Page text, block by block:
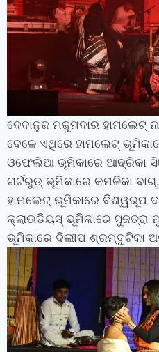
ଦେବାନୁଜ ମଜୁମଦାର ହାମଲେଟ୍
ବେଳେ ଏଥିରେ ହାମଲେଟ୍
ଓଫେଲିଆ ଭୂମିକାରେ ଆଦ୍ରିକା
ଗର୍ଟରୁଡ୍ ଭୂମିକାରେ କମଳିକା
ହାମଲେଟ୍ ଭୂମିକାରେ ବିଶ୍ୱରୂପ
କ୍ଲାଉଡିୟସ୍ ଭୂମିକାରେ ସୁଜତ୍ରା
ଭୂମିକାରେ ଦିଲୀପ ଶ୍ରମ୍ବୁଟିକା